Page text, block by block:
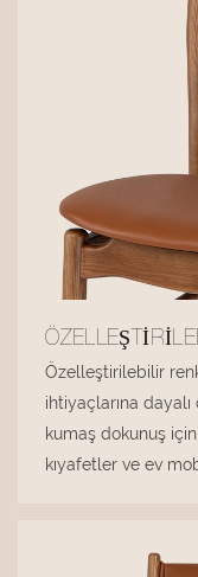
Özelleştirilebilir
ihtiyaçlarına
kumaş dokunuş
kıyafetler ve ev